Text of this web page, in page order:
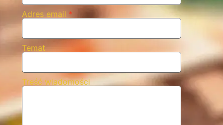
Adres email *
Temat
Treść wiadomości